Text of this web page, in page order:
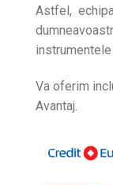
Astfel,
Va oferim
Avantaj.